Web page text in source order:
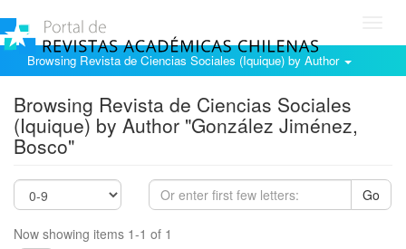
Browsing Revista de Ciencias Sociales (Iquique) by Author
Browsing Revista de Ciencias Sociales
(Iquique) by Author "González Jiménez,
Bosco"
Go
Now showing items 1-1 of 1